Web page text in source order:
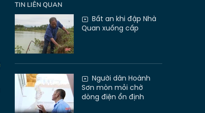
TIN LIÊN QUAN
Bất an khi đập Nhà
Quan xuống cấp
Người dân Hoành
Sơn mòn mỏi chờ
dòng điện ổn định